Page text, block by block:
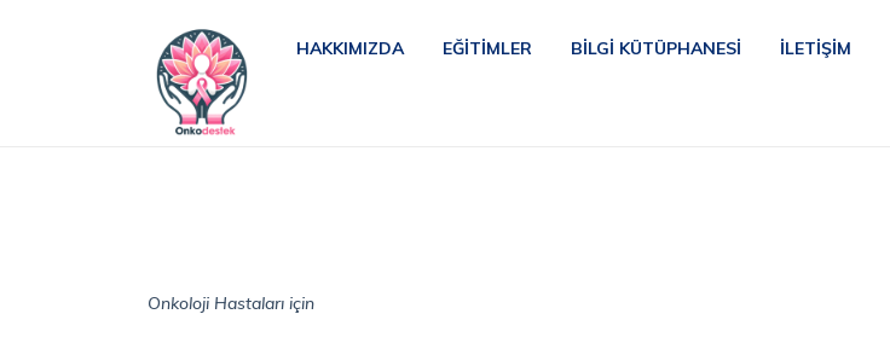
HAKKIMIZDA EĞITIMLER BILGI KÜTÜPHANESI İLETIŞIM
Onkoloji Hastaları için